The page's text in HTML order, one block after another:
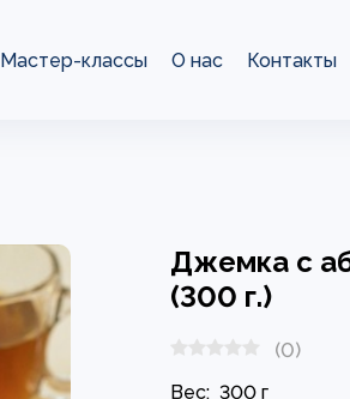
Мастер-классы О нас Контакты
Джемка с
(300 г.)
(0)
Вес: 300 г